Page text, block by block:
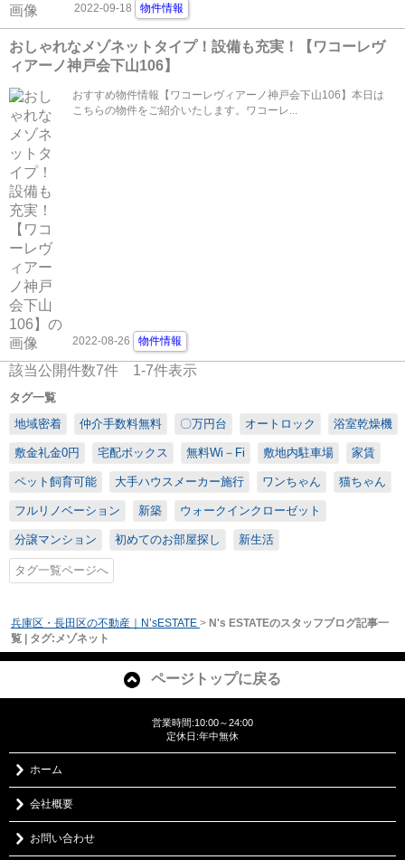
2022-09-18 物件情報
おしゃれなメゾネットタイプ！設備も充実！【ワコーレヴ
ィアーノ神戸会下山106】
おすすめ物件情報【ワコーレヴィアーノ神戸会下山106】本日は
こちらの物件をご紹介いたします。ワコーレ...
2022-08-26 物件情報
該当公開件数7件 1-7件表示
タグ一覧
地域密着
仲介手数料無料 〇万円台 オートロック 浴室乾燥機
敷金礼金0円 宅配ボックス 無料Wi－Fi 敷地内駐車場 家賃
ペット飼育可能 大手ハウスメーカー施行 ワンちゃん 猫ちゃん
フルリノベーション 新築 ウォークインクローゼット
分譲マンション 初めてのお部屋探し 新生活
タグ一覧ページへ
兵庫区・長田区の不動産｜N’sESTATE > N's ESTATEのスタッフブログ記事一
覧 | タグ:メゾネット
ページトップに戻る
営業時間:10:00～24:00
定休日:年中無休
ホーム
会社概要
お問い合わせ